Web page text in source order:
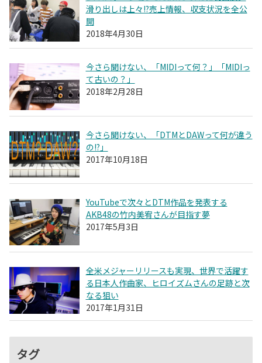
滑り出しは上々!?売上情報、収支状況を全公
開
2018年4月30日
今さら聞けない、「MIDIって何？」「MIDIっ
て古いの？」
2018年2月28日
今さら聞けない、「DTMとDAWって何が違う
の!?」
2017年10月18日
YouTubeで次々とDTM作品を発表する
AKB48の竹内美宥さんが目指す夢
2017年5月3日
全米メジャーリリースも実現、世界で活躍す
る日本人作曲家、ヒロイズムさんの足跡と次
なる狙い
2017年1月31日
タグ